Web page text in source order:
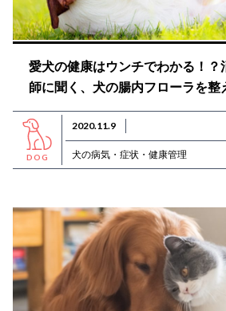
愛犬の健康はウンチでわかる！？
師に聞く、犬の腸内フローラを整
DOG
2020.11.9
犬の病気・症状・健康管理